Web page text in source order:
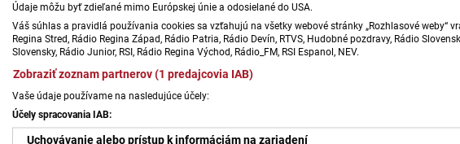
Údaje môžu byť zdieľané mimo Európskej únie a odosielané do USA.
Váš súhlas a pravidlá používania cookies sa vzťahujú na všetky webové stránky „Rozhlasové weby“
Regina Stred, Rádio Regina Západ, Rádio Patria, Rádio Devín, RTVS, Hudobné pozdravy, Rádio
Slovensky, Rádio Junior, RSI, Rádio Regina Východ, Rádio_FM, RSI Espanol, NEV.
Zobraziť zoznam partnerov (1 predajcovia IAB)
Vaše údaje používame na nasledujúce účely:
Účely spracovania IAB:
Uchovávanie alebo prístup k informáciám na zariadení
A teljes